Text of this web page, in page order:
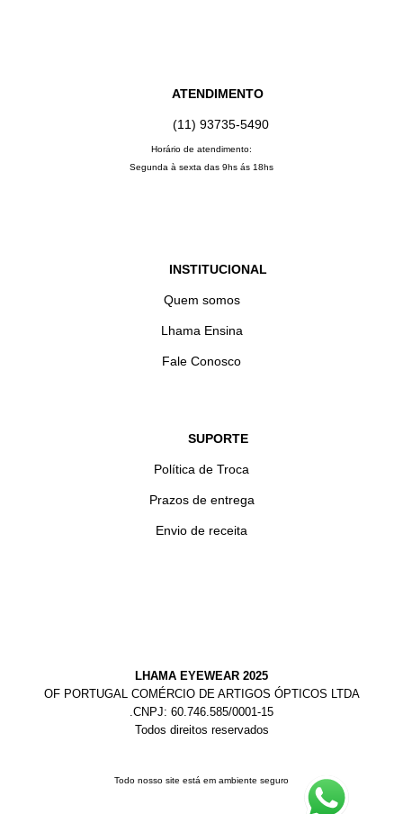
ATENDIMENTO
(11) 93735‑5490‬
Horário de atendimento:
Segunda à sexta das 9hs ás 18hs
INSTITUCIONAL
Quem somos
Lhama Ensina
Fale Conosco
SUPORTE
Política de Troca
Prazos de entrega
Envio de receita
LHAMA EYEWEAR 2025
OF PORTUGAL COMÉRCIO DE ARTIGOS ÓPTICOS LTDA
.CNPJ: 60.746.585/0001-15
Todos direitos reservados
Todo nosso site está em ambiente seguro